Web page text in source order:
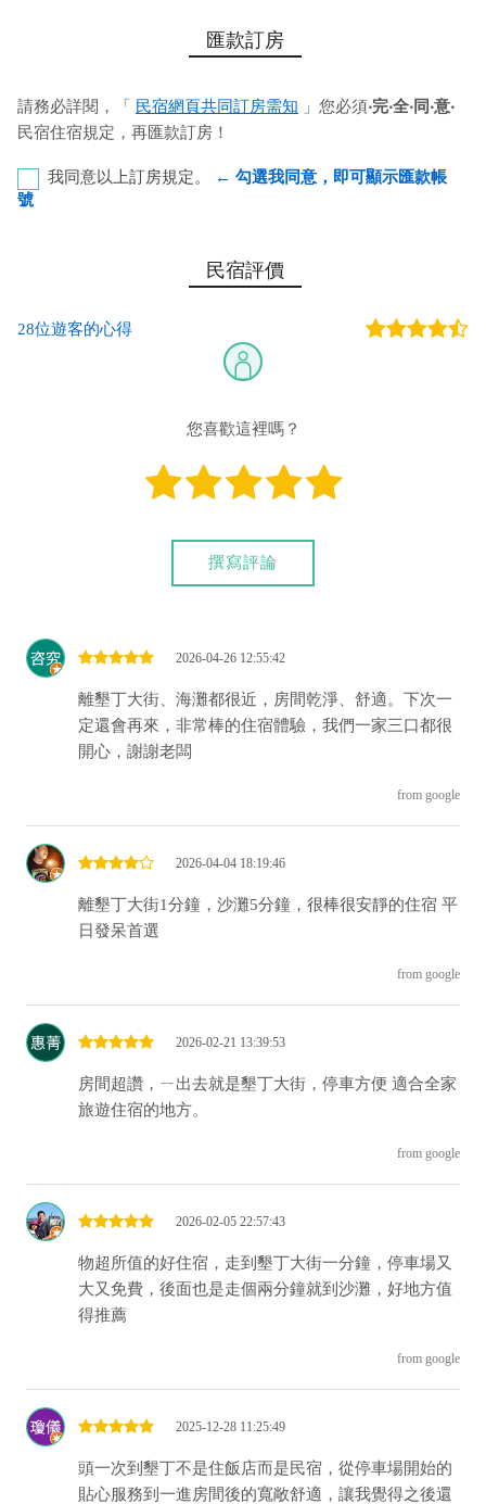
匯款訂房
請務必詳閱，「 民宿網頁共同訂房需知 」您必須‧完‧全‧同‧意‧
民宿住宿規定，再匯款訂房！
我同意以上訂房規定。
← 勾選我同意，即可顯示匯款帳
號
第一銀行-恆春分行 代碼：007 帳號：753-50-033200 戶
您也可以利用這幾個常用的網路ATM匯款： [ 郵局ATM ]、 [彰銀
民宿評價
28位遊客的心得
您喜歡這裡嗎？
撰寫評論
2026-04-26 12:55:42
離墾丁大街、海灘都很近，房間乾淨、舒適。下次一
定還會再來，非常棒的住宿體驗，我們一家三口都很
開心，謝謝老闆
from google
2026-04-04 18:19:46
離墾丁大街1分鐘，沙灘5分鐘，很棒很安靜的住宿 平
日發呆首選
from google
2026-02-21 13:39:53
房間超讚，ㄧ出去就是墾丁大街，停車方便 適合全家
旅遊住宿的地方。
from google
2026-02-05 22:57:43
物超所值的好住宿，走到墾丁大街一分鐘，停車場又
大又免費，後面也是走個兩分鐘就到沙灘，好地方值
得推薦
from google
2025-12-28 11:25:49
頭一次到墾丁不是住飯店而是民宿，從停車場開始的
貼心服務到一進房間後的寬敞舒適，讓我覺得之後還